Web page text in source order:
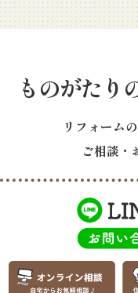
ものがたり
リフォーム
ご相談・